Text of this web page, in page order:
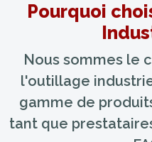
Pourquoi
Nous sommes le
l'outillage
gamme de
tant que